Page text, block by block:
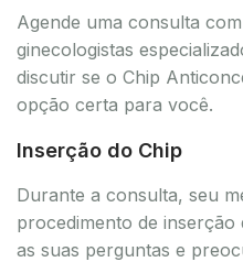
Agende uma consulta
ginecologistas
discutir se o Chip
opção certa para você.
Inserção do Chip
Durante a consulta, seu
procedimento de
as suas perguntas e